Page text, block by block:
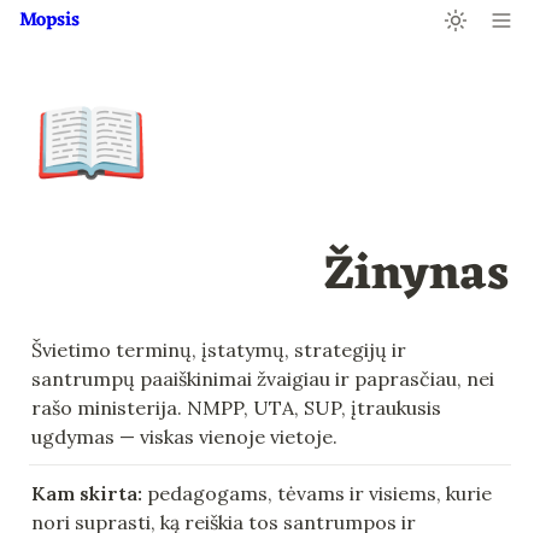
Mopsis
📖
Žinynas
Švietimo terminų, įstatymų, strategijų ir
santrumpų paaiškinimai žvaigiau ir paprasčiau, nei
rašo ministerija. NMPP, UTA, SUP, įtraukusis
ugdymas — viskas vienoje vietoje.
Kam skirta: pedagogams, tėvams ir visiems, kurie
nori suprasti, ką reiškia tos santrumpos ir